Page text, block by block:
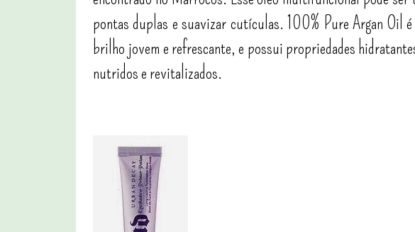
pontas duplas e suavizar cutículas. 100% Pure Argan Oil
brilho jovem e refrescante, e possui propriedades
nutridos e revitalizados.